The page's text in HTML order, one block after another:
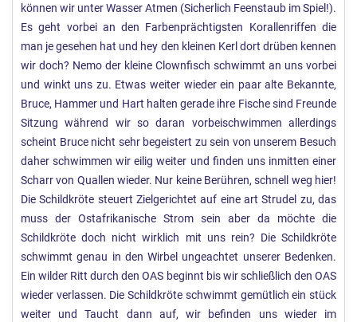
können wir unter Wasser Atmen (Sicherlich Feenstaub im Spiel!).
Es geht vorbei an den Farbenprächtigsten Korallenriffen die
man je gesehen hat und hey den kleinen Kerl dort drüben kennen
wir doch? Nemo der kleine Clownfisch schwimmt an uns vorbei
und winkt uns zu. Etwas weiter wieder ein paar alte Bekannte,
Bruce, Hammer und Hart halten gerade ihre Fische sind Freunde
Sitzung während wir so daran vorbeischwimmen allerdings
scheint Bruce nicht sehr begeistert zu sein von unserem Besuch
daher schwimmen wir eilig weiter und finden uns inmitten einer
Scharr von Quallen wieder. Nur keine Berühren, schnell weg hier!
Die Schildkröte steuert Zielgerichtet auf eine art Strudel zu, das
muss der Ostafrikanische Strom sein aber da möchte die
Schildkröte doch nicht wirklich mit uns rein? Die Schildkröte
schwimmt genau in den Wirbel ungeachtet unserer Bedenken.
Ein wilder Ritt durch den OAS beginnt bis wir schließlich den OAS
wieder verlassen. Die Schildkröte schwimmt gemütlich ein stück
weiter und Taucht dann auf, wir befinden uns wieder im